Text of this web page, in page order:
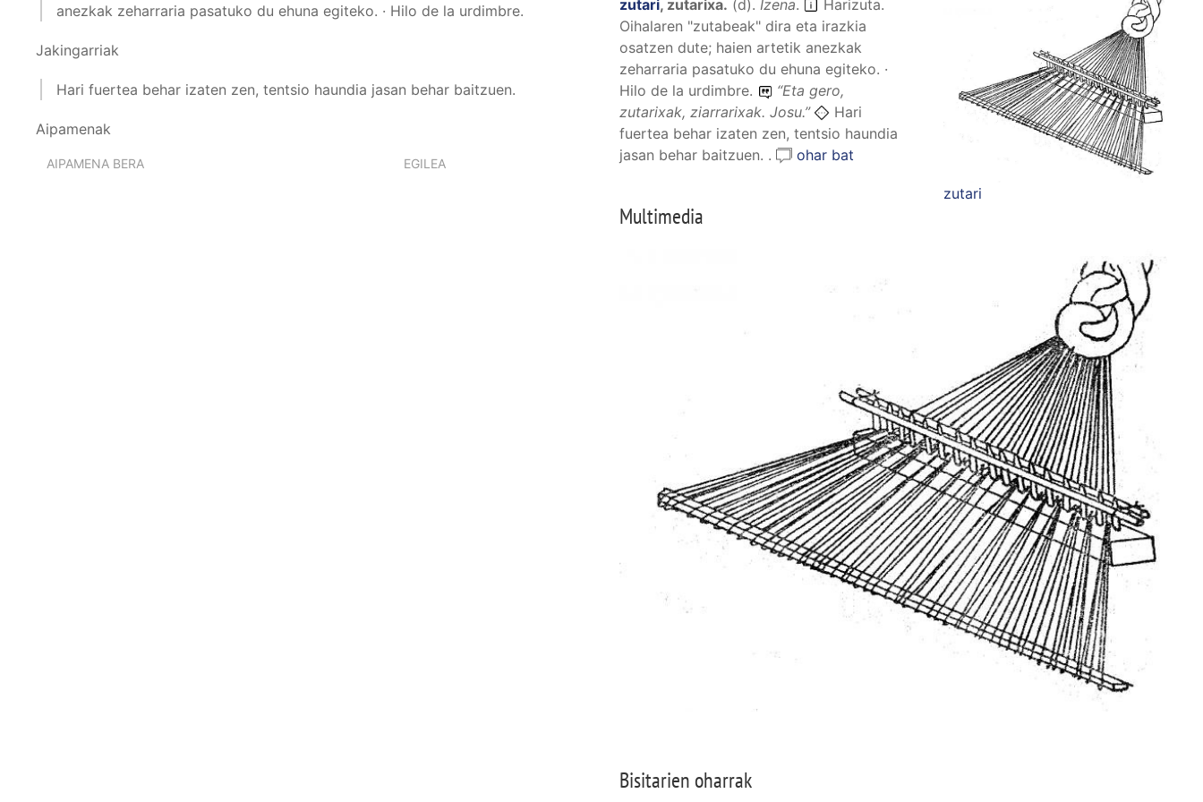
anezkak zeharraria pasatuko du ehuna egiteko. · Hilo de la urdimbre.
Jakingarriak
Hari fuertea behar izaten zen, tentsio haundia jasan behar baitzuen.
Aipamenak
AIPAMENA BERA EGILEA
zutari
zutari, zutarixa. (d). Izena.
Harizuta.
Oihalaren "zutabeak" dira eta irazkia
osatzen dute; haien artetik anezkak
zeharraria pasatuko du ehuna egiteko. ·
Hilo de la urdimbre.
“Eta gero,
zutarixak, ziarrarixak. Josu.”
Hari
fuertea behar izaten zen, tentsio haundia
jasan behar baitzuen. .
ohar bat
Multimedia
Bisitarien oharrak